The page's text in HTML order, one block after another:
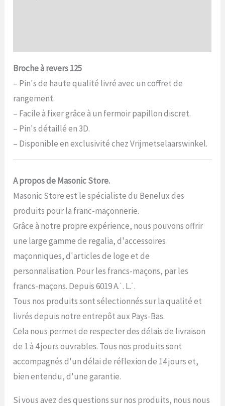
Broche à revers 125
– Pin's de haute qualité livré avec un coffret de
rangement.
– Facile à fixer grâce à un fermoir papillon discret.
– Pin's détaillé en 3D.
– Disponible en exclusivité chez Vrijmetselaarswinkel.
A propos de Masonic Store.
Masonic Store est le spécialiste du Benelux des
produits pour la franc-maçonnerie.
Grâce à notre propre expérience, nous pouvons offrir
une large gamme de regalia, d'accessoires
maçonniques, d'articles de loge et de
personnalisation. Pour les francs-maçons, par les
francs-maçons. Depuis 6019 A.˙. L.˙.
Tous nos produits sont sélectionnés sur la qualité et
livrés depuis notre entrepôt aux Pays-Bas.
Cela nous permet de respecter des délais de livraison
de 1 à 4 jours ouvrables. Tous nos produits sont
accompagnés d'un délai de réflexion de 14 jours et,
bien entendu, d'une garantie.
Si vous avez des questions sur nos produits, nous nous